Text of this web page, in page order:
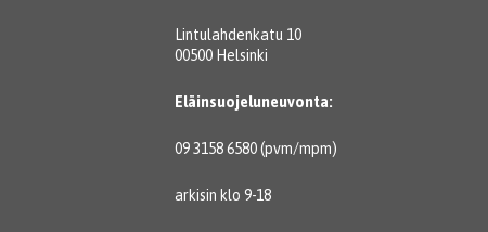
Lintulahdenkatu 10
00500 Helsinki
Eläinsuojeluneuvonta:
09 3158 6580 (pvm/mpm)
arkisin klo 9-18